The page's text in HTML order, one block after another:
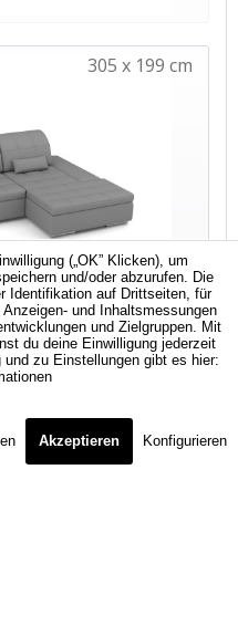
(„OK” Klicken), um
und/oder abzurufen. Die
Identifikation auf Drittseiten, für
und Inhaltsmessungen
und Zielgruppen. Mit
du deine Einwilligung jederzeit
zu Einstellungen gibt es hier:
Akzeptieren Konfigurieren